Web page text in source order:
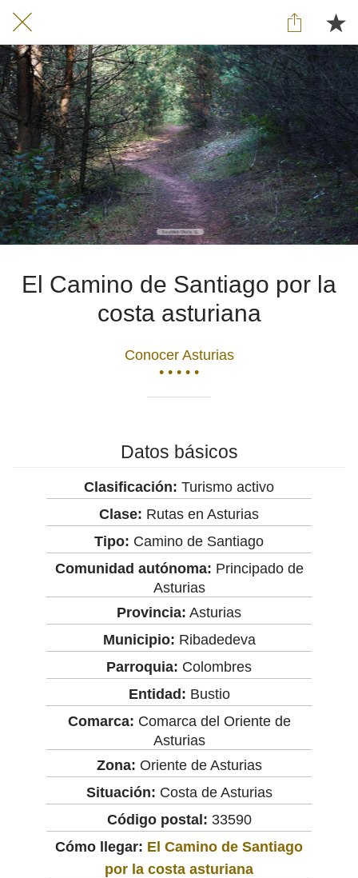
El Camino de Santiago por la
costa asturiana
Conocer Asturias
• • • • •
Datos básicos
Clasificación: Turismo activo
Clase: Rutas en Asturias
Tipo: Camino de Santiago
Comunidad autónoma: Principado de
Asturias
Provincia: Asturias
Municipio: Ribadedeva
Parroquia: Colombres
Entidad: Bustio
Comarca: Comarca del Oriente de
Asturias
Zona: Oriente de Asturias
Situación: Costa de Asturias
Código postal: 33590
Cómo llegar: El Camino de Santiago
por la costa asturiana